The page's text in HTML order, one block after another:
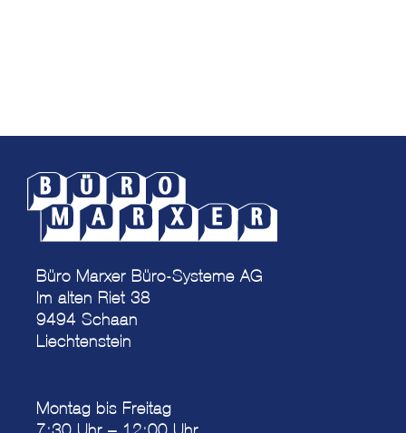
Büro Marxer Büro-Systeme AG
Im alten Riet 38
9494 Schaan
Liechtenstein
Montag bis Freitag